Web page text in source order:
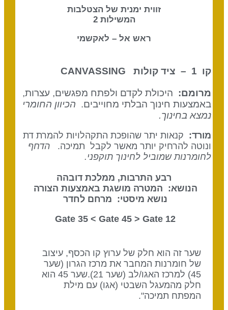
זווית ימנית של הצטלבות
המשילות 2
ראש אל – לאקשמי
קו 1 – ציד קולות CANVASSING
מרומם:היכולת לקדם ולפתח מפגשים, עצרות,
באמצעות חינוך הבלתי מחוייבים.הכיוון החומרי
נמצא בחינוך.
מורד:קנאות יתר שהופכת התקהלויות להמרת דת
ונוטה להרחיק יותר מאשר לקבל תמיכה.
הדחף
לחומרנות שמוביל לחינוך תוקפני.
רבע התרבות, ממלכת דובהה
הנושא: המטרה מושגת באמצעות הצורה
נושא מיסטי: מרחם לחדר
12 Gate 35 <
Gate 45 > Gate
שער זה הוא חלק של ערוץ קו הכסף, עיצוב
של חומרנות המחבר את מרכז הגרון (שער
45) למרכז האגו/לב (שער 21).שער 45 הוא
חלק מהמעגל השבטי (אגו) עם מילת
המפתח תמיכה".